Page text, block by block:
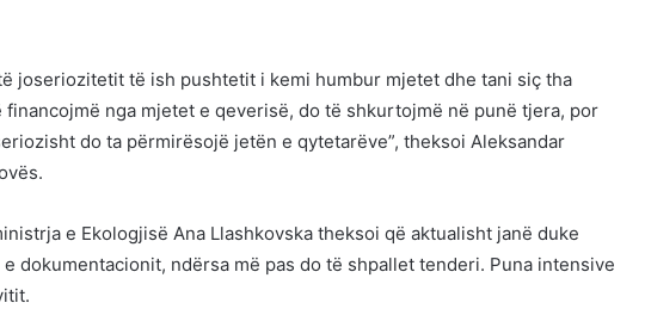
joseriozitetit të ish pushtetit i kemi humbur mjetet dhe tani siç tha
nga mjetet e qeverisë, do të shkurtojmë në punë tjera, por
do ta përmirësojë jetën e qytetarëve”, theksoi Aleksandar
e Ekologjisë Ana Llashkovska theksoi që aktualisht janë duke
dokumentacionit, ndërsa më pas do të shpallet tenderi. Puna intensive